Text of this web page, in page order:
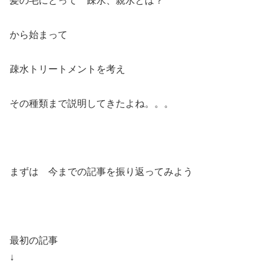
から始まって
疎水トリートメントを考え
その種類まで説明してきたよね。。。
まずは 今までの記事を振り返ってみよう
最初の記事
↓